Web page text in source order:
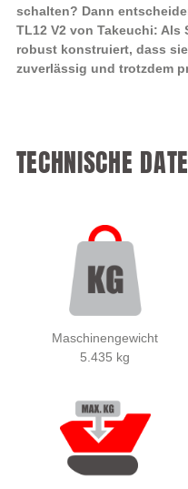
schalten? Dann
TL12 V2 von Takeuchi:
robust konstruiert, dass
zuverlässig und trotzdem
TECHNISCHE
Maschinengewicht
5.435 kg